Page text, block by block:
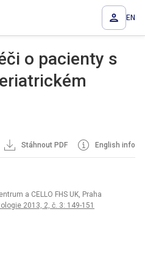
EN
o pacienty s
Stáhnout PDF English info
a CELLO FHS UK, Praha
2013, 2, č. 3: 149-151